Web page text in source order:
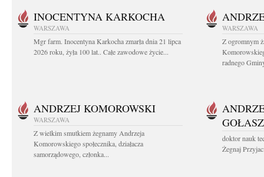
INOCENTYNA KARKOCHA
WARSZAWA
Mgr farm. Inocentyna Karkocha zmarła dnia 21 lipca
2026 roku, żyła 100 lat.. Całe zawodowe życie...
WARSZAWA
Z ogromnym
radnego
ANDRZEJ KOMOROWSKI
WARSZAWA
Z wielkim smutkiem żegnamy Andrzeja
Komorowskiego społecznika, działacza
samorządowego, członka...
doktor nauk
Żegnaj